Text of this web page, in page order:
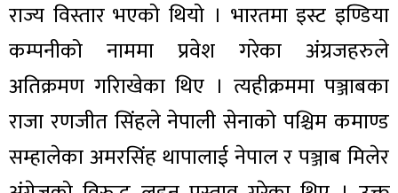
राज्य विस्तार भएको थियो । भारतमा इस्ट इण्डिया
कम्पनीको नाममा प्रवेश गरेका अंग्रजहरुले
अतिक्रमण गरिाखेका थिए । त्यहीक्रममा पञ्जाबका
राजा रणजीत सिंहले नेपाली सेनाको पश्चिम कमाण्ड
सम्हालेका अमरसिंह थापालाई नेपाल र पञ्जाब मिलेर